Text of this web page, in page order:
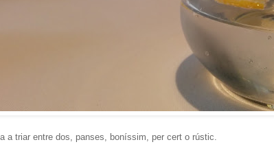
a triar entre dos, panses, boníssim, per cert o rústic.